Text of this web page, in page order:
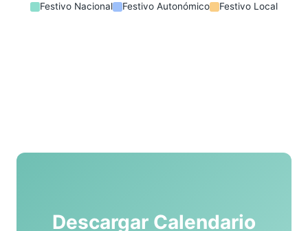
Festivo Nacional Festivo Autonómico Festivo Local
Descargar Calendario